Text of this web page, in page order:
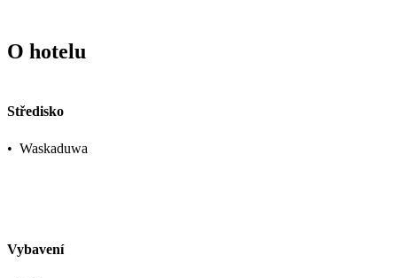
O hotelu
Středisko
• Waskaduwa
Vybavení